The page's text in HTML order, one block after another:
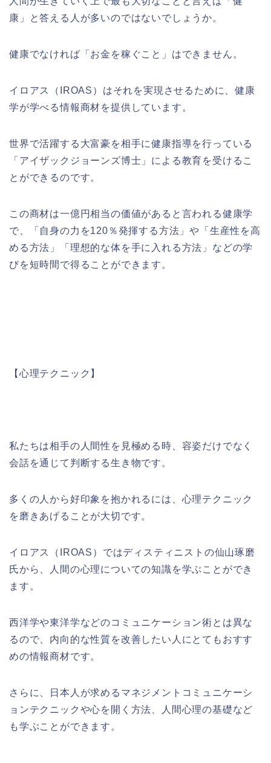
康」と答える人が多いのではないでしょうか。
健康でなければ「お金を稼ぐこと」はできません。
イロアス（ IROAS ）はそれを実現させるために、健康
学が学べる情報商材を提供しています。
世界で活躍する大富豪を相手に健康指導を行っている
「アイザックジョーンズ博士」による教育を受けるこ
とができるのです。
この商材は一億円相当の価値があると言われる健康学
で、「自身の力を120 ％発揮する方法」や「生産性を高
める方法」「理想的な体を手に入れる方法」などの学
びを短時間で得ることができます。
【心理テクニック】
私たちは相手の人間性を見極める時、容姿だけでなく
会話を通じて判断する生き物です。
多くの人から好印象を抱かれるには、心理テクニック
を磨きあげることが大切です。
イロアス（ IROAS ）ではディスティニストの仙山琢磨
氏から、人間の心理についての知識を学ぶことができ
ます。
西洋学や東洋学などのコミュニケーション術とは異な
るので、内向的な性質を改善したい人にとてもおすす
めの情報商材です。
さらに、日本人が求めるマネジメントコミュニケーシ
ョンテクニックや心を開く方法、人間心理の基礎など
も学ぶことができます。